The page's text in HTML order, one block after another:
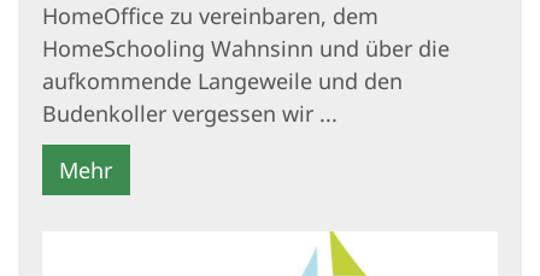
HomeOffice zu vereinbaren, dem
HomeSchooling Wahnsinn und über die
aufkommende Langeweile und den
Budenkoller vergessen wir ...
Mehr